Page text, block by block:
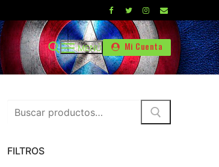
MENÚ Mi Cuenta
Buscar
FILTROS